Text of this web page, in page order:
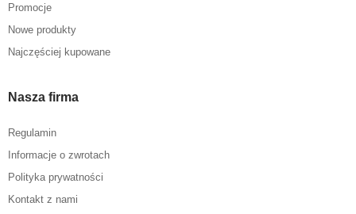
Promocje
Nowe produkty
Najczęściej kupowane
Nasza firma
Regulamin
Informacje o zwrotach
Polityka prywatności
Kontakt z nami